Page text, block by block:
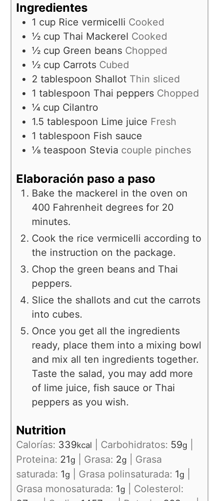
Ingredientes
1 cup Rice vermicelli Cooked
½ cup Thai Mackerel Cooked
½ cup Green beans Chopped
½ cup Carrots Cubed
2 tablespoon Shallot Thin sliced
1 tablespoon Thai peppers Chopped
¼ cup Cilantro
1.5 tablespoon Lime juice Fresh
1 tablespoon Fish sauce
⅛ teaspoon Stevia couple pinches
Elaboración paso a paso
Bake the mackerel in the oven on
400 Fahrenheit degrees for 20
minutes.
Cook the rice vermicelli according to
the instruction on the package.
Chop the green beans and Thai
peppers.
Slice the shallots and cut the carrots
into cubes.
Once you get all the ingredients
ready, place them into a mixing bowl
and mix all ten ingredients together.
Taste the salad, you may add more
of lime juice, fish sauce or Thai
peppers as you wish.
Nutrition
Calorías: 339kcal Carbohidratos: 59g
Proteina: 21g Grasa: 2g
Grasa
saturada: 1g Grasa polinsaturada: 1g
Grasa monosaturada: 1g
Colesterol: